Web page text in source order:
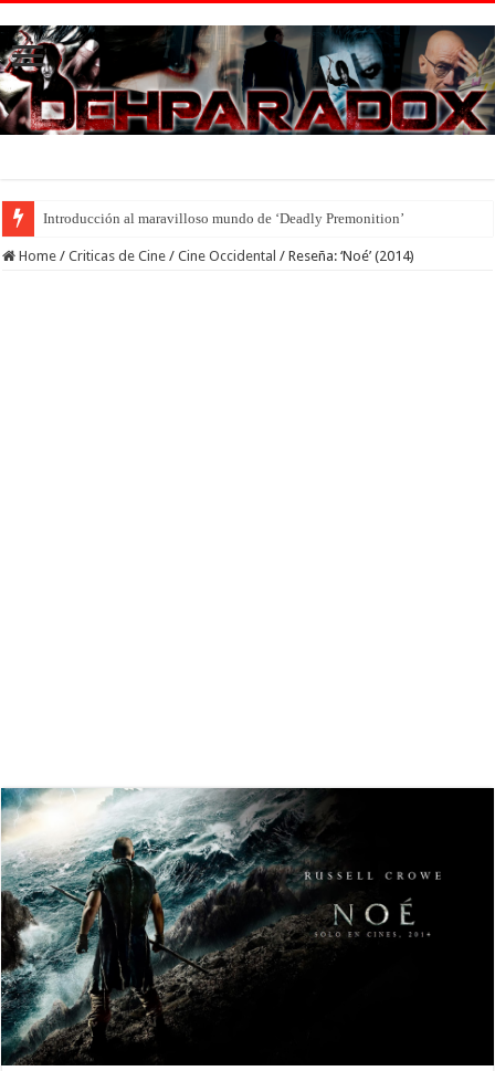
Introducción al maravilloso mundo de ‘Deadly Premonition’
Home / Criticas de Cine / Cine Occidental / Reseña: ‘Noé’ (2014)